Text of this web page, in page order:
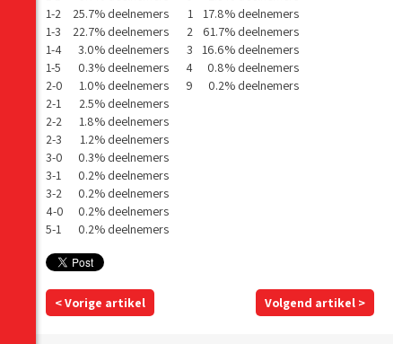
1-2
25.7% deelnemers
1-3
22.7% deelnemers
1-4
3.0% deelnemers
1-5
0.3% deelnemers
2-0
1.0% deelnemers
2-1
2.5% deelnemers
2-2
1.8% deelnemers
2-3
1.2% deelnemers
3-0
0.3% deelnemers
3-1
0.2% deelnemers
3-2
0.2% deelnemers
4-0
0.2% deelnemers
5-1
0.2% deelnemers
1
17.8% deelnemers
2
61.7% deelnemers
3
16.6% deelnemers
4
0.8% deelnemers
9
0.2% deelnemers
< Vorige artikel Volgend artikel >